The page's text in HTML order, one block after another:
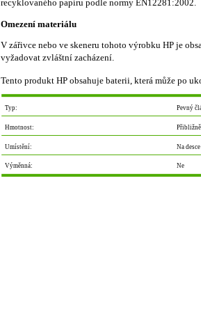
recyklovaného papíru podle normy EN12281:2002.
Omezení materiálu
V zářivce nebo ve skeneru tohoto výrobku HP je
vyžadovat zvláštní zacházení.
Tento produkt HP obsahuje baterii, která může po
Typ: Pevný
Hmotnost:
Umístění: Na
Výměnná: Ne